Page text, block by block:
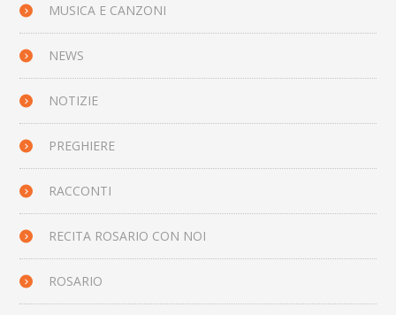
MUSICA E CANZONI
NEWS
NOTIZIE
PREGHIERE
RACCONTI
RECITA ROSARIO CON NOI
ROSARIO